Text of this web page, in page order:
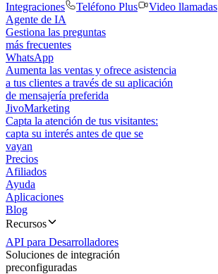
Integraciones
Teléfono Plus Video llamadas
Agente de IA
Gestiona las preguntas
más frecuentes
WhatsApp
Aumenta las ventas y ofrece asistencia
a tus clientes a través de su aplicación
de mensajería preferida
JivoMarketing
Capta la atención de tus visitantes:
capta su interés antes de que se
vayan
Precios
Afiliados
Ayuda
Aplicaciones
Blog
Recursos
API para Desarrolladores
Soluciones de integración
preconfiguradas